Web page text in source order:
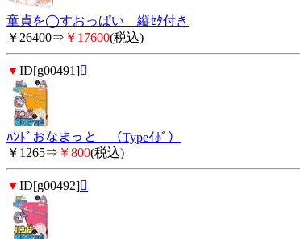
童貞を◯すおっぱい 縦ｾﾀ付き
￥26400⇒ ￥17600(税込)
▼ID[g00491]
ﾊﾝﾄﾞおなまっと （Typeｲﾎﾞ）
￥1265⇒ ￥800(税込)
▼ID[g00492]